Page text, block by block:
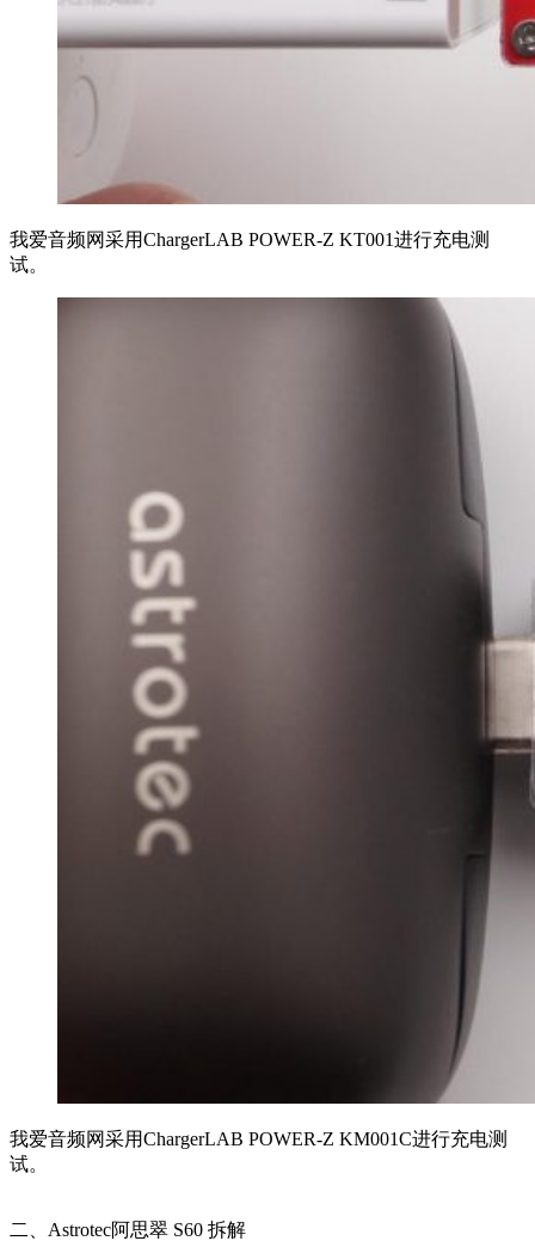
我爱音频网采用ChargerLAB POWER-Z KT001进行充电测
试。
我爱音频网采用ChargerLAB POWER-Z KM001C进行充电测
试。
二、Astrotec阿思翠 S60 拆解